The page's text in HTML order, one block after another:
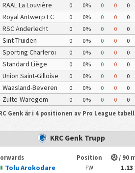
RAAL La Louvière 0 0% 0 0 0
Royal Antwerp FC 0 0% 0 0 0
RSC Anderlecht 0 0% 0 0 0
Sint-Truiden 0 0% 0 0 0
Sporting Charleroi 0 0% 0 0 0
Standard Liège 0 0% 0 0 0
Union Saint-Gilloise 0 0% 0 0 0
Waasland-Beveren 0 0% 0 0 0
Zulte-Waregem 0 0% 0 0 0
Genk är i 4 positionen av Pro League
KRC Genk Trupp
Position / 90
Tolu Arokodare FW
1.13